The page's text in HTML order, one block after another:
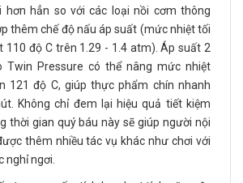
hẳn so với các loại nồi cơm thông
thêm chế độ nấu áp suất (mức nhiệt tối
110 độ C trên 1.29 - 1.4 atm). Áp suất 2
Twin Pressure có thể nâng mức nhiệt
121 độ C, giúp thực phẩm chín nhanh
Không chỉ đem lại hiệu quả tiết kiệm
thời gian quý báu này sẽ giúp người nội
thêm nhiều tác vụ khác như chơi với
nghỉ ngơi.